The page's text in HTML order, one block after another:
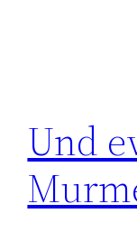
Und